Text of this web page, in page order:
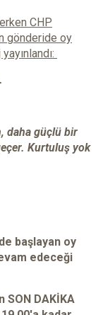
CHP
gönderide oy
daha güçlü bir
Kurtuluş yok
başlayan oy
edeceği
SON DAKİKA